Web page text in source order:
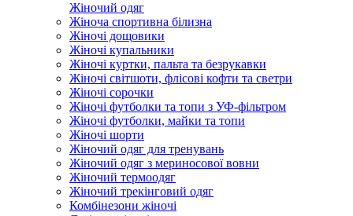
Жіночий одяг
Жіноча спортивна білизна
Жіночі дощовики
Жіночі купальники
Жіночі куртки, пальта та безрукавки
Жіночі світшоти, флісові кофти та светри
Жіночі сорочки
Жіночі футболки та топи з УФ-фільтром
Жіночі футболки, майки та топи
Жіночі шорти
Жіночий одяг для тренувань
Жіночий одяг з мериносової вовни
Жіночий термоодяг
Жіночий трекінговий одяг
Комбінезони жіночі